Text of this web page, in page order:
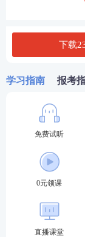
遇到的疑难题
9月证券真题
真题答案
真题答案
证券投资顾问
证券分析师
题答案
题答案
需要2023证券
下载
学习指南 报考
免费试听
0元领课
直播课堂